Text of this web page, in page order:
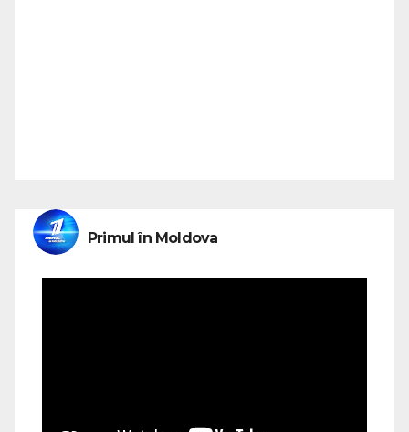
Primul în Moldova